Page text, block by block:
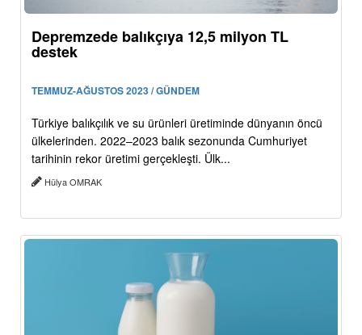
Depremzede balıkçıya 12,5 milyon TL
destek
TEMMUZ-AĞUSTOS 2023 / GÜNDEM
Türkiye balıkçılık ve su ürünleri üretiminde dünyanın öncü
ülkelerinden. 2022–2023 balık sezonunda Cumhuriyet
tarihinin rekor üretimi gerçekleşti. Ülk...
Hülya OMRAK